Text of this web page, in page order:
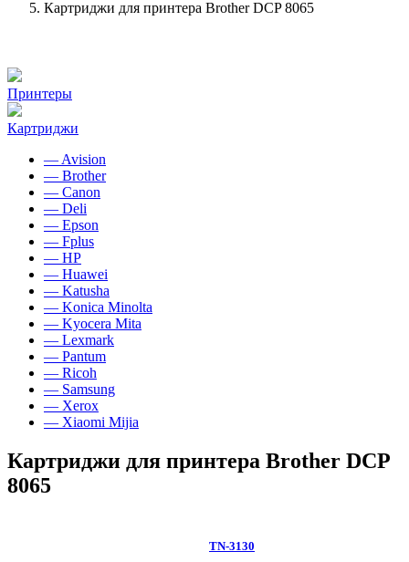
Картриджи для принтера Brother DCP 8065
Принтеры
Картриджи
— Avision
— Brother
— Canon
— Deli
— Epson
— Fplus
— HP
— Huawei
— Katusha
— Konica Minolta
— Kyocera Mita
— Lexmark
— Pantum
— Ricoh
— Samsung
— Xerox
— Xiaomi Mijia
Картриджи для принтера Brother DCP
8065
TN-3130